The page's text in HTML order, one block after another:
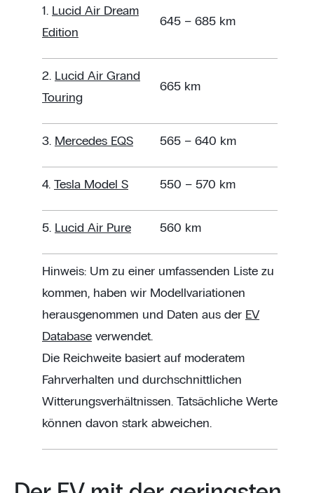
1. Lucid Air Dream
Edition
645 – 685 km
2. Lucid Air Grand
Touring
665 km
3. Mercedes EQS 565 – 640 km
4. Tesla Model S 550 – 570 km
5. Lucid Air Pure 560 km
Hinweis: Um zu einer umfassenden Liste zu
kommen, haben wir Modellvariationen
herausgenommen und Daten aus der EV
Database verwendet.
Die Reichweite basiert auf moderatem
Fahrverhalten und durchschnittlichen
Witterungsverhältnissen. Tatsächliche Werte
können davon stark abweichen.